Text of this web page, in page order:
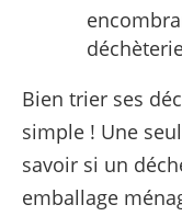
Bien trier ses
simple ! Une
savoir si un
emballage